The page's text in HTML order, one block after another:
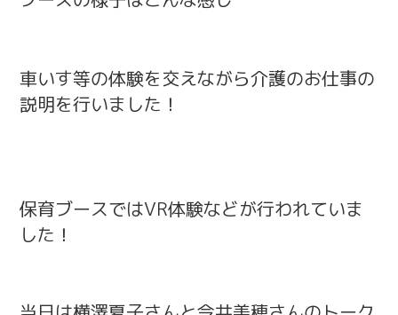
車いす等の体験を交えながら介護のお仕事の
説明を行いました！
保育ブースではVR体験などが行われていま
した！